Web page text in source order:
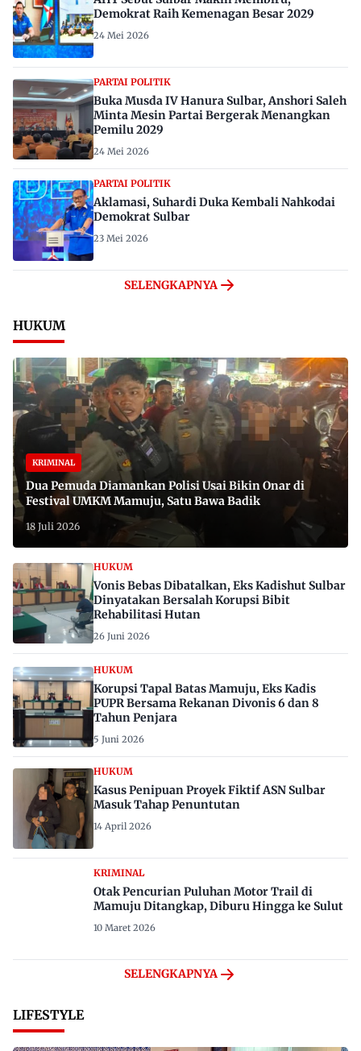
Demokrat Raih Kemenagan Besar 2029
24 Mei 2026
PARTAI POLITIK
Buka Musda IV Hanura Sulbar, Anshori Saleh
Minta Mesin Partai Bergerak Menangkan
Pemilu 2029
24 Mei 2026
PARTAI POLITIK
Aklamasi, Suhardi Duka Kembali Nahkodai
Demokrat Sulbar
23 Mei 2026
SELENGKAPNYA
HUKUM
KRIMINAL
Dua Pemuda Diamankan Polisi Usai Bikin Onar di
Festival UMKM Mamuju, Satu Bawa Badik
18 Juli 2026
HUKUM
Vonis Bebas Dibatalkan, Eks Kadishut Sulbar
Dinyatakan Bersalah Korupsi Bibit
Rehabilitasi Hutan
26 Juni 2026
HUKUM
Korupsi Tapal Batas Mamuju, Eks Kadis
PUPR Bersama Rekanan Divonis 6 dan 8
Tahun Penjara
5 Juni 2026
HUKUM
Kasus Penipuan Proyek Fiktif ASN Sulbar
Masuk Tahap Penuntutan
14 April 2026
KRIMINAL
Otak Pencurian Puluhan Motor Trail di
Mamuju Ditangkap, Diburu Hingga ke Sulut
10 Maret 2026
SELENGKAPNYA
LIFESTYLE